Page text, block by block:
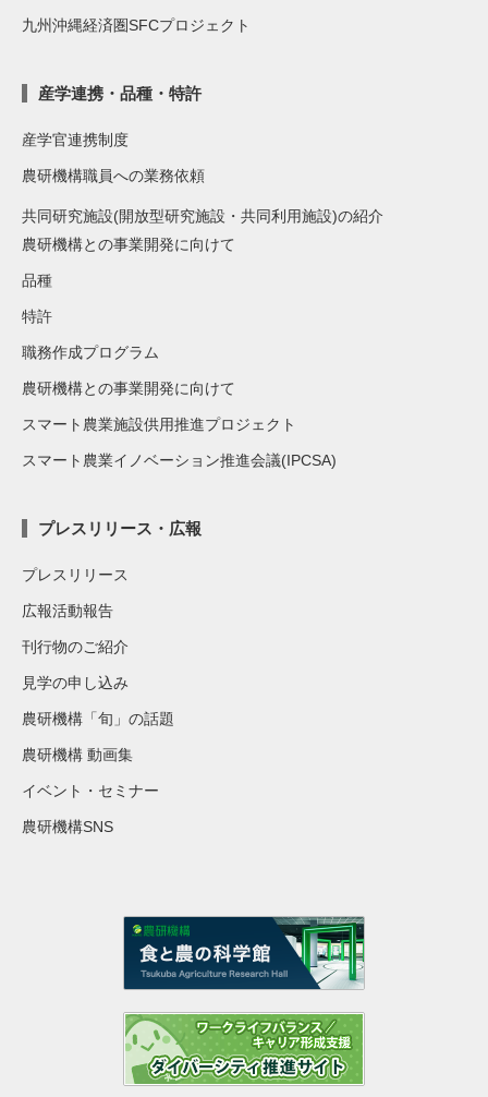
九州沖縄経済圏SFCプロジェクト
産学連携・品種・特許
産学官連携制度
農研機構職員への業務依頼
共同研究施設(開放型研究施設・共同利用施設)の紹介
農研機構との事業開発に向けて
品種
特許
職務作成プログラム
農研機構との事業開発に向けて
スマート農業施設供用推進プロジェクト
スマート農業イノベーション推進会議(IPCSA)
プレスリリース・広報
プレスリリース
広報活動報告
刊行物のご紹介
見学の申し込み
農研機構「旬」の話題
農研機構 動画集
イベント・セミナー
農研機構SNS